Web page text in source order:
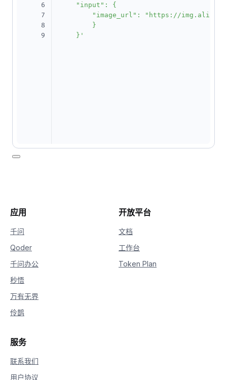
6
7
8
9
    "input": {
"image_url": "https://
        }
    }'
应用
千问
Qoder
千问办公
秒悟
万有无界
伶鹊
开放平台
文档
工作台
Token Plan
服务
联系我们
用户协议